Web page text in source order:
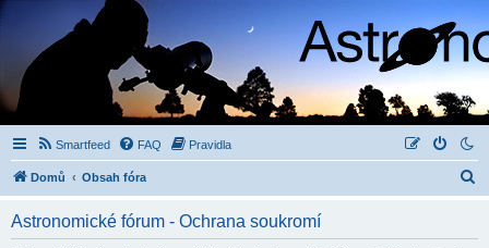
Smartfeed FAQ Pravidla
Domů Obsah fóra
Astronomické fórum - Ochrana soukromí